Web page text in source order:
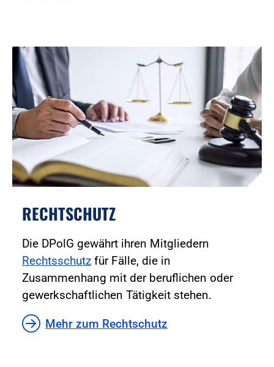
RECHTSCHUTZ
Die DPolG gewährt ihren Mitgliedern
Rechtsschutz für Fälle, die in
Zusammenhang mit der beruflichen oder
gewerkschaftlichen Tätigkeit stehen.
Mehr zum Rechtschutz